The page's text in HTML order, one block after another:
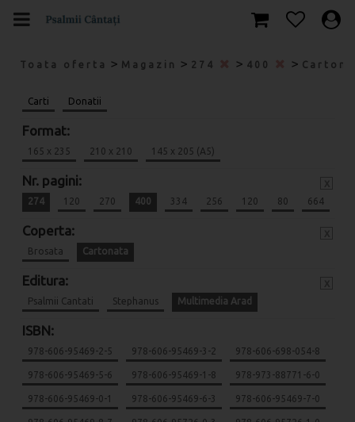
Toata oferta > Magazin > 274 > 400 >
Carti Donatii
Format:
165 x 235 210 x 210 145 x 205 (A5)
Nr. pagini:
274 120 270 400 334 256 120 80 664
Coperta:
Brosata Cartonata
Editura:
Psalmii Cantati Stephanus Multimedia Arad
ISBN:
978-606-95469-2-5 978-606-95469-3-2 978-606-698-054-8
978-606-95469-5-6 978-606-95469-1-8 978-973-88771-6-0
978-606-95469-0-1 978-606-95469-6-3 978-606-95469-7-0